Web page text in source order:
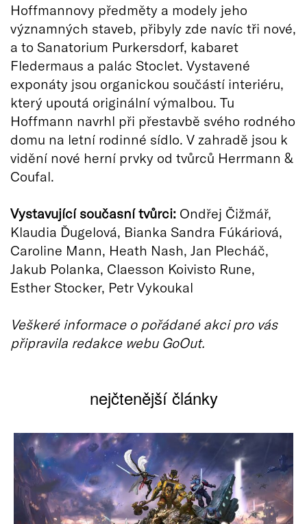
Hoffmannovy předměty a modely jeho
významných staveb, přibyly zde navíc tři nové,
a to Sanatorium Purkersdorf, kabaret
Fledermaus a palác Stoclet. Vystavené
exponáty jsou organickou součástí interiéru,
který upoutá originální výmalbou. Tu
Hoffmann navrhl při přestavbě svého rodného
domu na letní rodinné sídlo. V zahradě jsou k
vidění nové herní prvky od tvůrců Herrmann &
Coufal.
Vystavující současní tvůrci: Ondřej Čižmář,
Klaudia Ďugelová, Bianka Sandra Fúkáriová,
Caroline Mann, Heath Nash, Jan Plecháč,
Jakub Polanka, Claesson Koivisto Rune,
Esther Stocker, Petr Vykoukal
Veškeré informace o pořádané akci pro vás
připravila redakce webu GoOut.
nejčtenější články